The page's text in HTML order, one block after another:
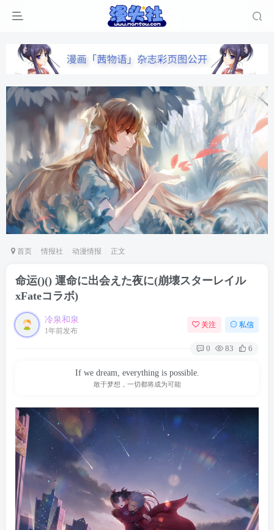
首页 情报社 动漫情报 正文
命运()() 運命に出会えた夜に(崩壊スターレイル
xFateコラボ)
冷泉和泉
1年前发布
关注 私信
0 83 6
If we dream, everything is possible.
敢于梦想，一切都将成为可能